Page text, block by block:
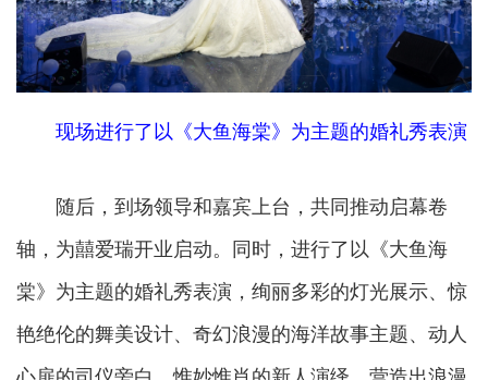
现场进行了以《大鱼海棠》为主题的婚礼秀表演
随后，到场领导和嘉宾上台，共同推动启幕卷
轴，为囍爱瑞开业启动。同时，进行了以《大鱼海
棠》为主题的婚礼秀表演，绚丽多彩的灯光展示、惊
艳绝伦的舞美设计、奇幻浪漫的海洋故事主题、动人
心扉的司仪旁白、惟妙惟肖的新人演绎，营造出浪漫